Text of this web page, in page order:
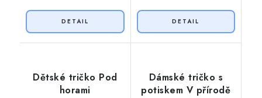
Dětské tričko Pod
horami
Dámské tričko s
potiskem V přírodě